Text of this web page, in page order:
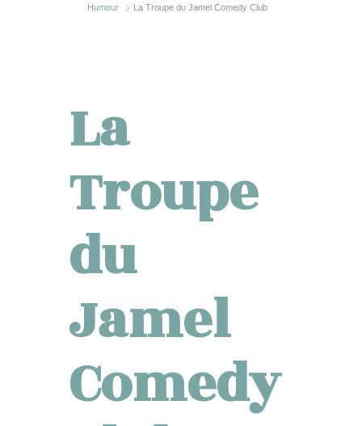
Humour La Troupe du Jamel Comedy Club
La
Troupe
du
Jamel
Comedy